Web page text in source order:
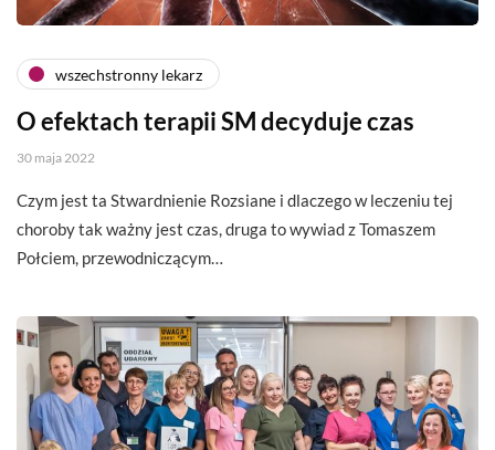
wszechstronny lekarz
O efektach terapii SM decyduje czas
30 maja 2022
Czym jest ta Stwardnienie Rozsiane i dlaczego w leczeniu tej
choroby tak ważny jest czas, druga to wywiad z Tomaszem
Połciem, przewodniczącym…